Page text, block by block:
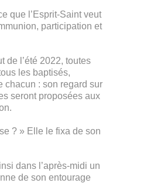
que l’Esprit-Saint veut
participation et
de l’été 2022, toutes
les baptisés,
chacun : son regard sur
seront proposées aux
? » Elle le fixa de son
dans l’après-midi un
de son entourage